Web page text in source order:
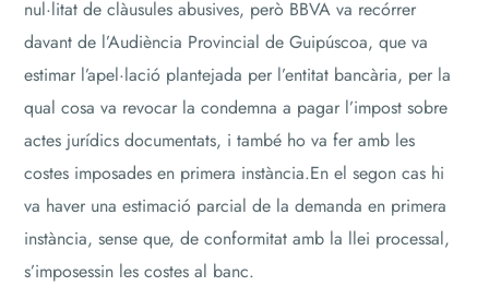
nul·litat de clàusules abusives, però BBVA va recórrer
davant de l’Audiència Provincial de Guipúscoa, que va
estimar l’apel·lació plantejada per l’entitat bancària, per la
qual cosa va revocar la condemna a pagar l’impost sobre
actes jurídics documentats, i també ho va fer amb les
costes imposades en primera instància.En el segon cas hi
va haver una estimació parcial de la demanda en primera
instància, sense que, de conformitat amb la llei processal,
s’imposessin les costes al banc.